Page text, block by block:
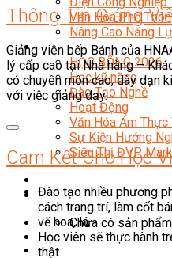
Văn Hóa Phổ
Nâng Cao Năng
Tin Tức
HỌC BỔNG 2026
Học kỹ năng
Đào Tạo Nghề
Hoạt Động
Văn Hóa Ẩm Thực
Sự Kiện Hướng
Siêu Thị ĐVP
Chưa có sản
Thông Tin Giảng
Giảng viên bếp Bánh của
lý cấp cao tại Nhà hàng –
có chuyên môn cao, dày dạn
với việc giảng dạy.
Cam Kết Cho Học
Đào tạo nhiều phương
cách trang trí, làm cốt
vẽ hoa, lá…
Học viên sẽ thực hành
thật.